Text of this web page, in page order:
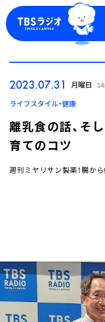
ログイン
お知らせ
イベント・グッ
YouTube
会社情報
2023.07.31 月曜日
ライフスタイル・健康
離乳食の話、そ
育てのコツ
週刊ミヤリサン製薬！腸か